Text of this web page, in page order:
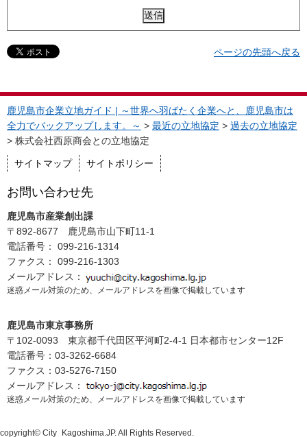
ページの先頭へ戻る
鹿児島市企業立地ガイド | ～世界へ羽ばたく企業へと、鹿児島市は
全力でバックアップします。～ > 最近の立地協定 > 過去の立地協定
> 株式会社西原商会との立地協定
サイトマップ サイトポリシー
お問い合わせ先
鹿児島市産業創出課
〒892-8677 鹿児島市山下町11-1
電話番号： 099-216-1314
ファクス： 099-216-1303
メールアドレス：
迷惑メール対策のため、メールアドレスを画像で掲載しています
鹿児島市東京事務所
〒102-0093 東京都千代田区平河町2-4-1 日本都市センター12F
電話番号：03-3262-6684
ファクス：03-5276-7150
メールアドレス：
迷惑メール対策のため、メールアドレスを画像で掲載しています
copyright© City_Kagoshima.JP. All Rights Reserved.